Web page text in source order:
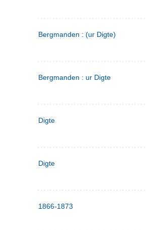
Bergmanden : (ur Digte)
Bergmanden : ur Digte
Digte
Digte
1866-1873